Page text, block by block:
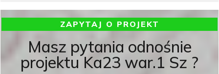
ZAPYTAJ O PROJEKT
Masz pytania odnośnie
projektu Ka23 war.1 Sz ?